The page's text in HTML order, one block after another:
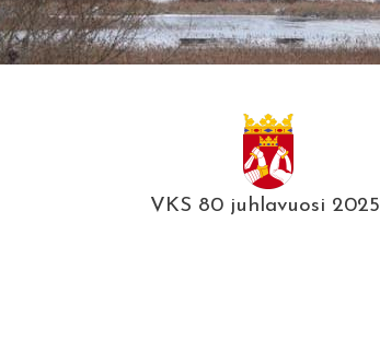
VKS 80 juhlavuosi 2025